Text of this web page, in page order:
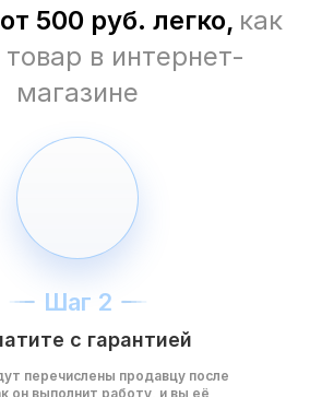
500 руб. легко, как
товар в интернет-
магазине
Шаг 2
с гарантией
перечислены продавцу после
он выполнит работу, и вы её